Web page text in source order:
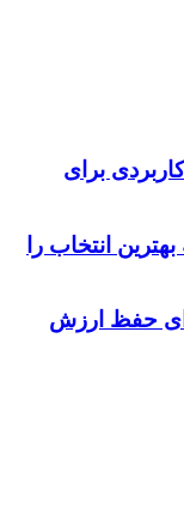
برای
انتخاب را
حفظ ارزش